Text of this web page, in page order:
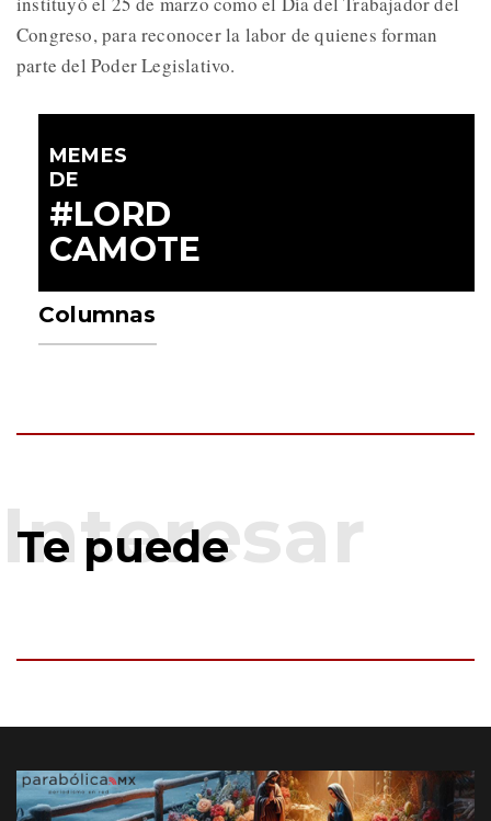
Congreso, para reconocer la labor de quienes forman
parte del Poder Legislativo.
MEMES
DE
#LORD
CAMOTE
Columnas
Te puede